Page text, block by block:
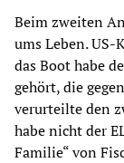
Beim zweiten
ums Leben. US-
das Boot habe
gehört, die
verurteilte den
habe nicht der
Familie“ von